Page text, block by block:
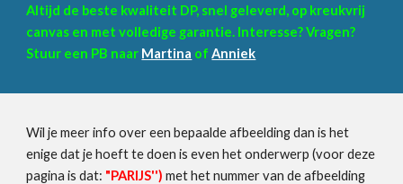
Altijd de beste kwaliteit DP, snel geleverd, op kreukvrij
canvas en met volledige garantie. Interesse? Vragen?
Stuur een PB naar Martina ofAnniek
Wil je meer info over een bepaalde afbeelding dan is het
enige dat je hoeft te doen is even het onderwerp (voor deze
pagina is dat: "PARIJS'') met het nummer van de afbeelding